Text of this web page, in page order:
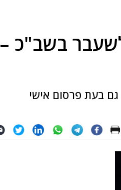
בשב"כ –
בעת פרסום אישי